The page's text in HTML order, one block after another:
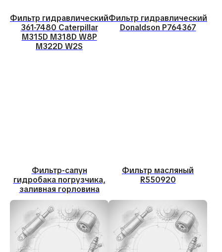
Фильтр гидравлический
361-7480 Caterpillar
M315D M318D W8P
M322D W2S
Фильтр гидравлический
Donaldson P764367
Фильтр-сапун
гидробака погрузчика,
заливная горловина
Фильтр масляный
R550920